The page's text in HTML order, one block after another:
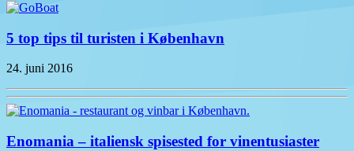
5 top tips til turisten i København
24. juni 2016
Enomania – italiensk spisested for vinentusiaster